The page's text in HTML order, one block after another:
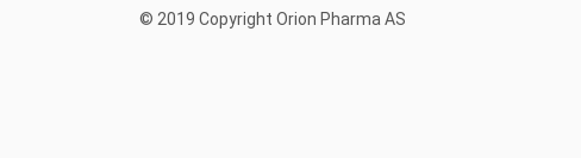
© 2019 Copyright Orion Pharma AS